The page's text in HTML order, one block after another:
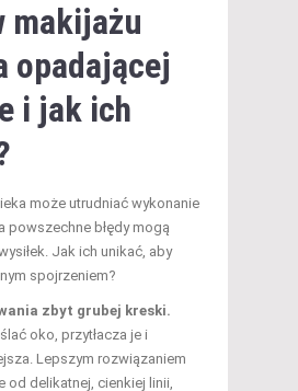
makijażu
opadającej
i jak ich
może utrudniać wykonanie
powszechne błędy mogą
Jak ich unikać, aby
spojrzeniem?
zbyt grubej kreski.
oko, przytłacza je i
Lepszym rozwiązaniem
od delikatnej, cienkiej linii,